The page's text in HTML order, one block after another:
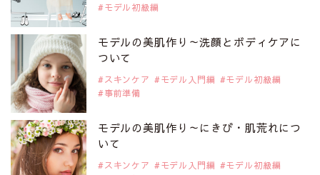
2019年9月29日
注目モデルを1名追加いたしました。
是非ご覧ください。
注目モデル CHIHARUさん
2019年9月29日
注目モデルを1名追加いたしました。
是非ご覧ください。
注目モデル 藤井サチさん
モデル初級編
モデルの美肌作り～洗顔とボディケアに
ついて
スキンケア モデル入門編
モデル初級編
事前準備
モデルの美肌作り～にきび・肌荒れにつ
いて
スキンケア モデル入門編
モデル初級編